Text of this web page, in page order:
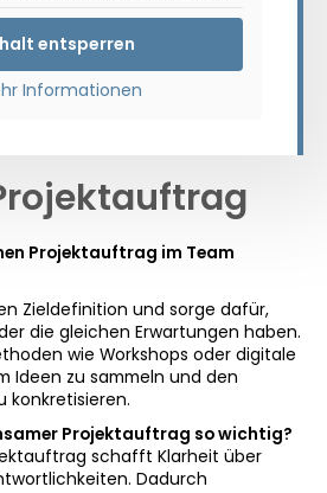
entsperren
Informationen
Projektauftrag im Team
Zieldefinition und sorge dafür,
die gleichen Erwartungen haben.
wie Workshops oder digitale
Ideen zu sammeln und den
konkretisieren.
Projektauftrag so wichtig?
schafft Klarheit über
Dadurch